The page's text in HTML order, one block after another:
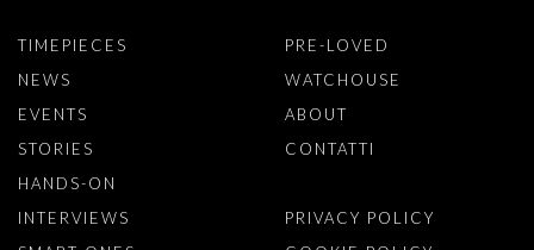
TIMEPIECES
NEWS
EVENTS
STORIES
HANDS-ON
INTERVIEWS
PRE-LOVED
WATCHOUSE
ABOUT
CONTATTI
PRIVACY POLICY